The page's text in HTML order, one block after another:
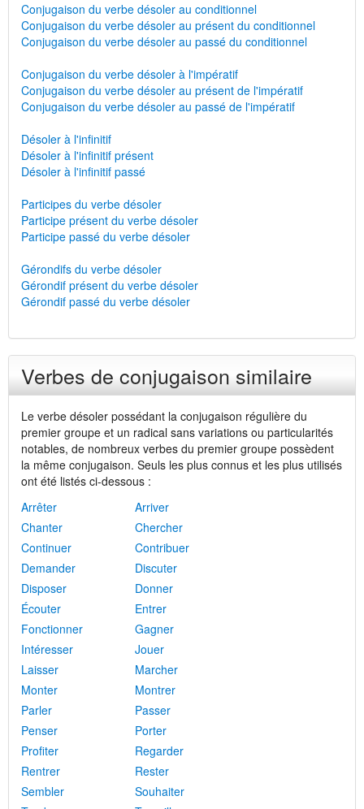
Conjugaison du verbe désoler au conditionnel
Conjugaison du verbe désoler au présent du conditionnel
Conjugaison du verbe désoler au passé du conditionnel
Conjugaison du verbe désoler à l'impératif
Conjugaison du verbe désoler au présent de l'impératif
Conjugaison du verbe désoler au passé de l'impératif
Désoler à l'infinitif
Désoler à l'infinitif présent
Désoler à l'infinitif passé
Participes du verbe désoler
Participe présent du verbe désoler
Participe passé du verbe désoler
Gérondifs du verbe désoler
Gérondif présent du verbe désoler
Gérondif passé du verbe désoler
Verbes de conjugaison similaire
Le verbe désoler possédant la conjugaison régulière du
premier groupe et un radical sans variations ou particularités
notables, de nombreux verbes du premier groupe possèdent
la même conjugaison. Seuls les plus connus et les plus utilisés
ont été listés ci-dessous :
Arrêter
Arriver
Chanter
Chercher
Continuer
Contribuer
Demander
Discuter
Disposer
Donner
Écouter
Entrer
Fonctionner
Gagner
Intéresser
Jouer
Laisser
Marcher
Monter
Montrer
Parler
Passer
Penser
Porter
Profiter
Regarder
Rentrer
Rester
Sembler
Souhaiter